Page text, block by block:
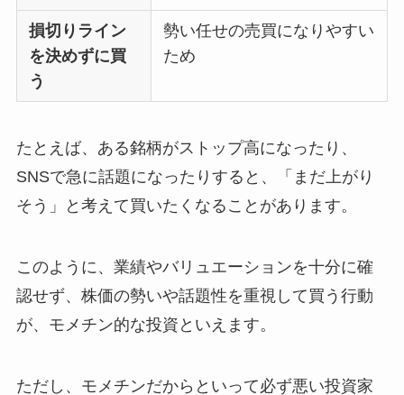
損切りライン
を決めずに買
う
勢い任せの売買になりやすい
ため
たとえば、ある銘柄がストップ高になったり、
SNSで急に話題になったりすると、「まだ上がり
そう」と考えて買いたくなることがあります。
このように、業績やバリュエーションを十分に確
認せず、株価の勢いや話題性を重視して買う行動
が、モメチン的な投資といえます。
ただし、モメチンだからといって必ず悪い投資家